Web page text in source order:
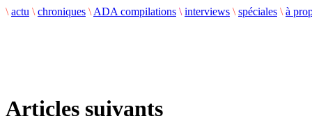
\ actu \ chroniques \ ADA compilations \ interviews \ spéciales \ à
Articles suivants